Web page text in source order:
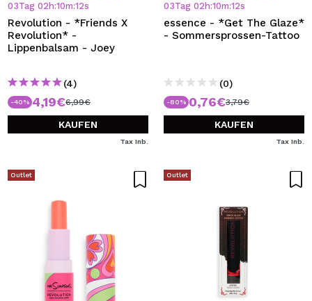
03Tag 02 h:10m:12s
Revolution - *Friends X
Revolution* -
Lippenbalsam - Joey
(4)
-40% 4,19€6,99€
KAUFEN
Tax Inb.
03Tag 02 h:10m:12s
essence - *Get The Glaze*
- Sommersprossen-Tattoo
(0)
-80% 0,76€3,79€
KAUFEN
Tax Inb.
Outlet Outlet